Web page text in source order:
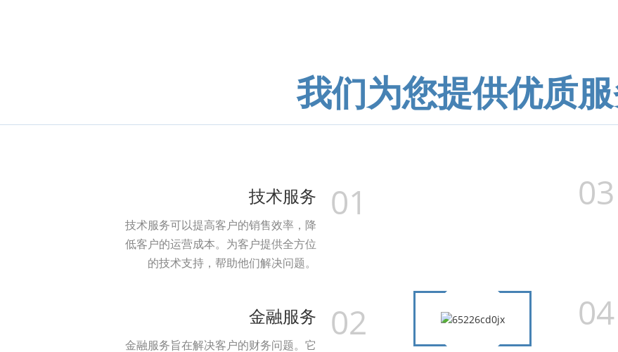
我们为您提供优质
01
技术服务
技术服务可以提高客户的销售效率，降
低客户的运营成本。为客户提供全方位
的技术支持，帮助他们解决问题。
02
金融服务
金融服务旨在解决客户的财务问题。它
03
04